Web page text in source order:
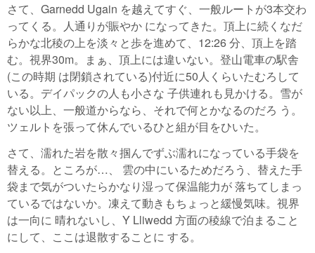
さて、Garnedd Ugain を越えてすぐ、一般ルートが3本交わ
ってくる。人通りが賑やか になってきた。頂上に続くなだ
らかな北稜の上を淡々と歩を進めて、12:26 分、頂上を踏
む。視界30m。まぁ、頂上には違いない。登山電車の駅舎
(この時期 は閉鎖されている)付近に50人くらいたむろして
いる。デイパックの人も小さな 子供連れも見かける。雪が
ない以上、一般道からなら、それで何とかなるのだろ う。
ツェルトを張って休んでいるひと組が目をひいた。
さて、濡れた岩を散々掴んでずぶ濡れになっている手袋を
替える。ところが…、 雲の中にいるためだろう、替えた手
袋まで気がついたらかなり湿って保温能力が 落ちてしまっ
ているではないか。凍えて動きもちょっと緩慢気味。視界
は一向に 晴れないし、Y Lliwedd 方面の稜線で泊まること
にして、ここは退散することに する。